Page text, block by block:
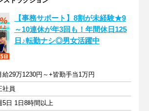
【事務サポート】8割が未経験★9
～10連休が年3回も！年間休日125
日♪転勤ナシ◎男女活躍中
給29万1230円～+皆勤手当1万円
社員
5日 1日8時間以上